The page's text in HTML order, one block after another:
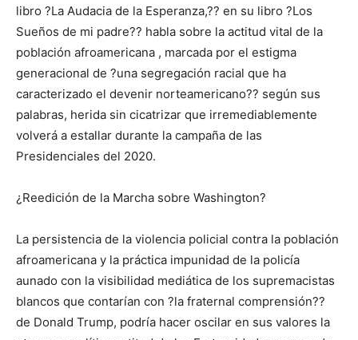
libro ?La Audacia de la Esperanza,?? en su libro ?Los
Sueños de mi padre?? habla sobre la actitud vital de la
población afroamericana , marcada por el estigma
generacional de ?una segregación racial que ha
caracterizado el devenir norteamericano?? según sus
palabras, herida sin cicatrizar que irremediablemente
volverá a estallar durante la campaña de las
Presidenciales del 2020.
¿Reedición de la Marcha sobre Washington?
La persistencia de la violencia policial contra la población
afroamericana y la práctica impunidad de la policía
aunado con la visibilidad mediática de los supremacistas
blancos que contarían con ?la fraternal comprensión??
de Donald Trump, podría hacer oscilar en sus valores la